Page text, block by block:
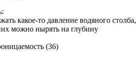
:
какое-то давление водяного столба,
можно нырять на глубину
(36)